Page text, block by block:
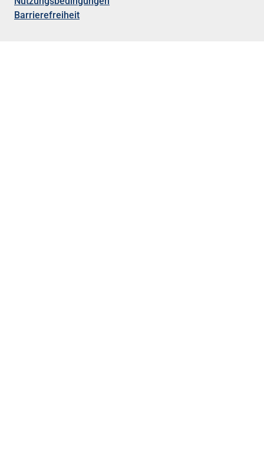
Barrierefreiheit